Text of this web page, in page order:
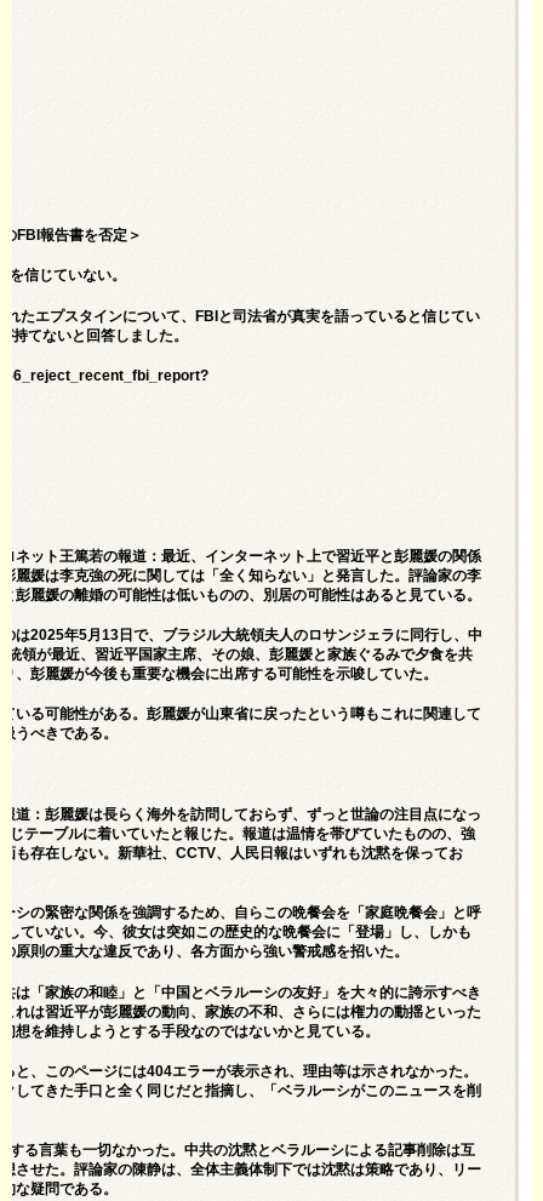
FBI報告書を否定＞
信じていない。
たエプスタインについて、FBIと司法省が真実を語っていると信じてい
持てないと回答しました。
ネット王篤若の報道：最近、インターネット上で習近平と彭麗媛の関係
麗媛は李克強の死に関しては「全く知らない」と発言した。評論家の李
麗媛の離婚の可能性は低いものの、別居の可能性はあると見ている。
は2025年5月13日で、ブラジル大統領夫人のロサンジェラに同行し、中
領が最近、習近平国家主席、その娘、彭麗媛と家族ぐるみで夕食を共
彭麗媛が今後も重要な機会に出席する可能性を示唆していた。
いる可能性がある。彭麗媛が山東省に戻ったという噂もこれに関連して
うべきである。
道：彭麗媛は長らく海外を訪問しておらず、ずっと世論の注目点になっ
テーブルに着いていたと報じた。報道は温情を帯びていたものの、強
も存在しない。新華社、CCTV、人民日報はいずれも沈黙を保ってお
シの緊密な関係を強調するため、自らこの晩餐会を「家庭晩餐会」と呼
ていない。今、彼女は突如この歴史的な晩餐会に「登場」し、しかも
原則の重大な違反であり、各方面から強い警戒感を招いた。
は「家族の和睦」と「中国とベラルーシの友好」を大々的に誇示すべき
れは習近平が彭麗媛の動向、家族の不和、さらには権力の動揺といった
想を維持しようとする手段なのではないかと見ている。
、このページには404エラーが表示され、理由等は示されなかった。
してきた手口と全く同じだと指摘し、「ベラルーシがこのニュースを削
る言葉も一切なかった。中共の沈黙とベラルーシによる記事削除は互
させた。評論家の陳静は、全体主義体制下では沈黙は策略であり、リー
な疑問である。